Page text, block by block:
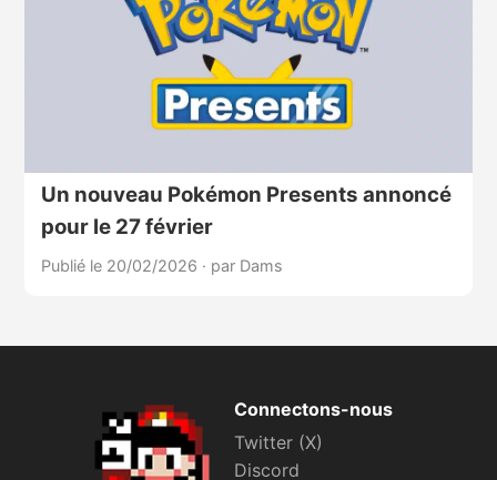
Un nouveau Pokémon Presents annoncé
pour le 27 février
Publié le 20/02/2026 · par Dams
Connectons-nous
Twitter (X)
Discord